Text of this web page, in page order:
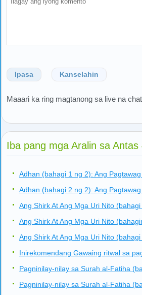
Ipasa Kanselahin
Maaari ka ring magtanong sa live na
Iba pang mga Aralin sa Antas
Adhan (bahagi 1 ng 2): Ang
Adhan (bahagi 2 ng 2): Ang
Ang Shirk At Ang Mga Uri Nito
Ang Shirk At Ang Mga Uri Nito
Ang Shirk At Ang Mga Uri Nito
Inirekomendang Gawaing ritwal sa
Pagninilay-nilay sa Surah al-Fatiha
Pagninilay-nilay sa Surah al-Fatiha